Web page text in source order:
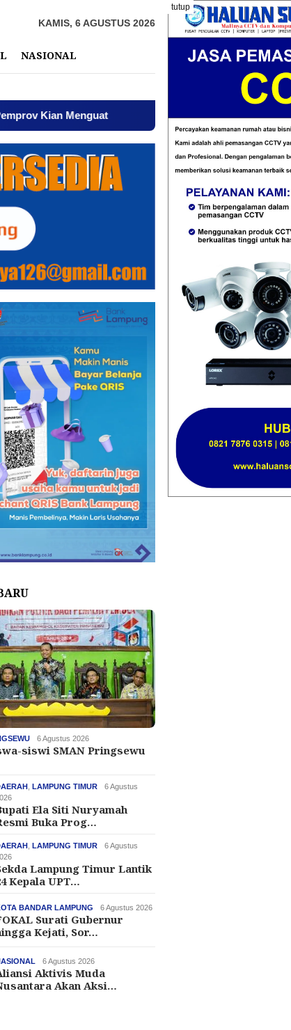
tutup
KAMIS, 6 AGUSTUS 2026
NASIONAL
Menguat AWPI Serukan Perdamaian dan Kecam
6 Agustus 2026
siswi SMAN Pringsewu
,LAMPUNG TIMUR
6 Agustus
Ela Siti Nuryamah
Buka Prog…
,LAMPUNG TIMUR
6 Agustus
Lampung Timur Lantik
Kepala UPT…
BANDAR LAMPUNG 6 Agustus 2026
Surati Gubernur
Kejati, Sor…
6 Agustus 2026
Aktivis Muda
Akan Aksi…